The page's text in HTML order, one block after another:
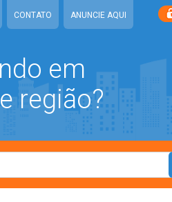
CONTATO ANUNCIE AQUI
em
região?